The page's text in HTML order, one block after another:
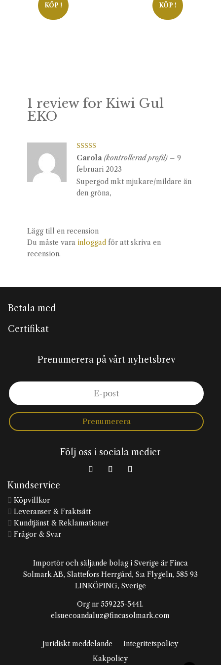
var:
KÖP !
var:
KÖP !
1 review for Kiwi Gul
EKO
Betygsatt 5
av 5
Carola (kontrollerad profil) – 9
februari 2023
Supergod mkt mjukare/mildare än
den gröna,
Lägg till en recension
Du måste vara inloggadför att skriva en
recension.
Betala med
Certifikat
Prenumerera på vårt nyhetsbrev
Prenumerera
Följ oss i sociala medier
Kundservice
 Köpvillkor
 Leveranser & Fraktsätt
 Kundtjänst & Reklamationer
 Frågor & Svar
Importör och säljande bolag i Sverige är Finca
Solmark AB, Slattefors Herrgård, S:a Flygeln, 585 93
LINKÖPING, Sverige
Org nr 559225-5441.
elsuecoandaluz@fincasolmark.com
Juridiskt meddelande
Integritetspolicy
Kakpolicy